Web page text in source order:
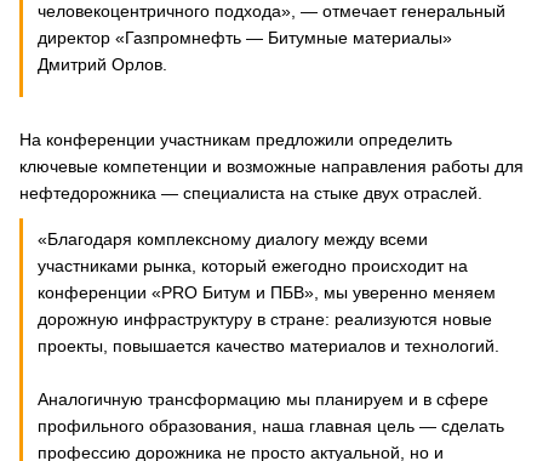
человекоцентричного подхода», — отмечает генеральный
директор «Газпромнефть — Битумные материалы»
Дмитрий Орлов.
На конференции участникам предложили определить
ключевые компетенции и возможные направления работы для
нефтедорожника — специалиста на стыке двух отраслей.
«Благодаря комплексному диалогу между всеми
участниками рынка, который ежегодно происходит на
конференции «PRO Битум и ПБВ», мы уверенно меняем
дорожную инфраструктуру в стране: реализуются новые
проекты, повышается качество материалов и технологий.
Аналогичную трансформацию мы планируем и в сфере
профильного образования, наша главная цель — сделать
профессию дорожника не просто актуальной, но и